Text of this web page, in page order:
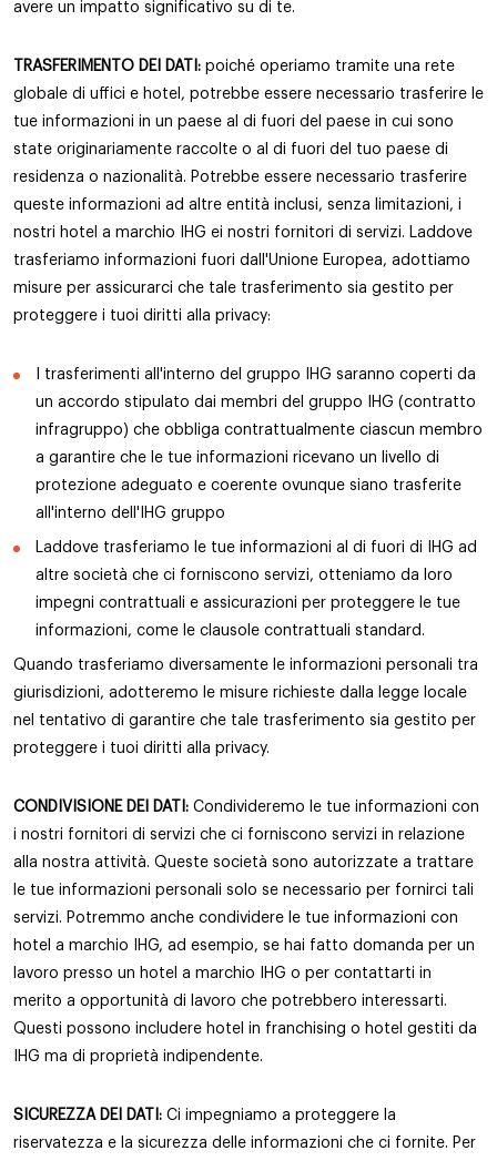
avere un impatto significativo su di te.
TRASFERIMENTO DEI DATI: poiché operiamo tramite una rete
globale di uffici e hotel, potrebbe essere necessario trasferire le
tue informazioni in un paese al di fuori del paese in cui sono
state originariamente raccolte o al di fuori del tuo paese di
residenza o nazionalità. Potrebbe essere necessario trasferire
queste informazioni ad altre entità inclusi, senza limitazioni, i
nostri hotel a marchio IHG ei nostri fornitori di servizi. Laddove
trasferiamo informazioni fuori dall'Unione Europea, adottiamo
misure per assicurarci che tale trasferimento sia gestito per
proteggere i tuoi diritti alla privacy:
I trasferimenti all'interno del gruppo IHG saranno coperti da
un accordo stipulato dai membri del gruppo IHG (contratto
infragruppo) che obbliga contrattualmente ciascun membro
a garantire che le tue informazioni ricevano un livello di
protezione adeguato e coerente ovunque siano trasferite
all'interno dell'IHG gruppo
Laddove trasferiamo le tue informazioni al di fuori di IHG ad
altre società che ci forniscono servizi, otteniamo da loro
impegni contrattuali e assicurazioni per proteggere le tue
informazioni, come le clausole contrattuali standard.
Quando trasferiamo diversamente le informazioni personali tra
giurisdizioni, adotteremo le misure richieste dalla legge locale
nel tentativo di garantire che tale trasferimento sia gestito per
proteggere i tuoi diritti alla privacy.
CONDIVISIONE DEI DATI: Condivideremo le tue informazioni con
i nostri fornitori di servizi che ci forniscono servizi in relazione
alla nostra attività. Queste società sono autorizzate a trattare
le tue informazioni personali solo se necessario per fornirci tali
servizi. Potremmo anche condividere le tue informazioni con
hotel a marchio IHG, ad esempio, se hai fatto domanda per un
lavoro presso un hotel a marchio IHG o per contattarti in
merito a opportunità di lavoro che potrebbero interessarti.
Questi possono includere hotel in franchising o hotel gestiti da
IHG ma di proprietà indipendente.
SICUREZZA DEI DATI: Ci impegniamo a proteggere la
riservatezza e la sicurezza delle informazioni che ci fornite. Per